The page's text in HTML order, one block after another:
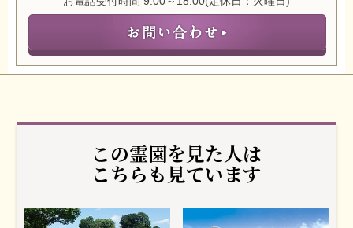
この霊園を見た人は
こちらも見ています